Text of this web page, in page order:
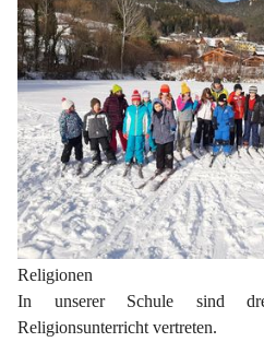
Religionen
In unserer Schule sind
Religionsunterricht vertreten.